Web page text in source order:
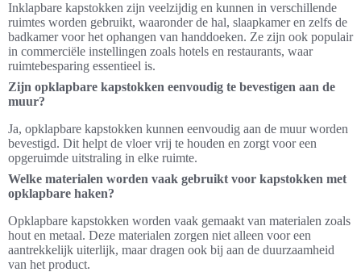
Inklapbare kapstokken zijn veelzijdig en kunnen in verschillende
ruimtes worden gebruikt, waaronder de hal, slaapkamer en zelfs de
badkamer voor het ophangen van handdoeken. Ze zijn ook populair
in commerciële instellingen zoals hotels en restaurants, waar
ruimtebesparing essentieel is.
Zijn opklapbare kapstokken eenvoudig te bevestigen aan de
muur?
Ja, opklapbare kapstokken kunnen eenvoudig aan de muur worden
bevestigd. Dit helpt de vloer vrij te houden en zorgt voor een
opgeruimde uitstraling in elke ruimte.
Welke materialen worden vaak gebruikt voor kapstokken met
opklapbare haken?
Opklapbare kapstokken worden vaak gemaakt van materialen zoals
hout en metaal. Deze materialen zorgen niet alleen voor een
aantrekkelijk uiterlijk, maar dragen ook bij aan de duurzaamheid
van het product.